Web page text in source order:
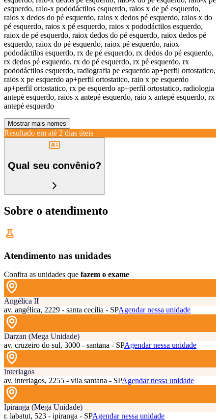
esquerdo, raio-x pododáctilos esquerdo, raios x de pé esquerdo,
raios x dedos do pé esquerdo, raios x dedos pé esquerdo, raios x do
pé esquerdo, raios x pé esquerdo, raios x pododáctilos esquerdo,
raiox de pé esquerdo, raiox dedos do pé esquerdo, raiox dedos pé
esquerdo, raiox do pé esquerdo, raiox pé esquerdo, raiox
pododáctilos esquerdo, rx de pé esquerdo, rx dedos do pé esquerdo,
rx dedos pé esquerdo, rx do pé esquerdo, rx pé esquerdo, rx
pododáctilos esquerdo, radiografia pe esquerdo ap+perfil ortostatico,
raios x pe esquerdo ap+perfil ortostatico, raio x pe esquerdo
ap+perfil ortostatico, rx pe esquerdo ap+perfil ortostatico, radiologia
antepé esquerdo, raios x antepé esquerdo, raio x antepé esquerdo, rx
antepé esquerdo
Mostrar mais nomes
Resultado em até 2 dias úteis
Qual seu convênio?
Sobre o atendimento
Atendimento nas unidades
Confira as unidades que fazem o exame
Angélica II
av. angélica, 2229 - santa cecília - SPAgendar nessa unidade
Darzan (Mega Unidade)
av. cruzeiro do sul, 3000 - santana - SPAgendar nessa unidade
Interlagos
av. interlagos, 2255 - vila santana - SPAgendar nessa unidade
Ipiranga (Mega Unidade)
r. labatut, 523 - ipiranga - SPAgendar nessa unidade